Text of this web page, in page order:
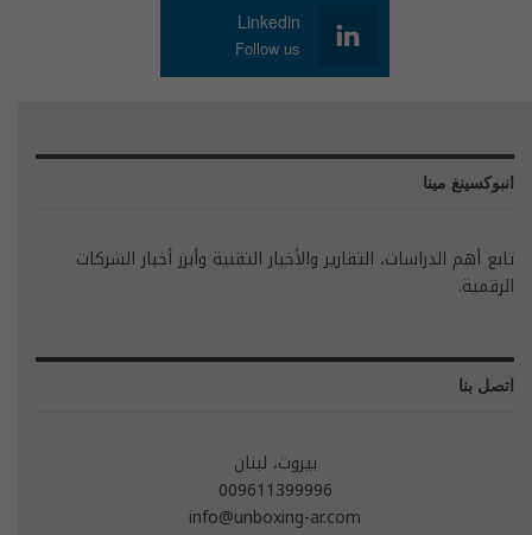
Linkedin
Follow us
انبوكسينغ مينا
تابع أهم الدراسات، التقارير والأخبار التقنية وأبرز أخبار الشركات
الرقمية.
اتصل بنا
بيروت، لبنان
009611399996
info@unboxing-ar.com